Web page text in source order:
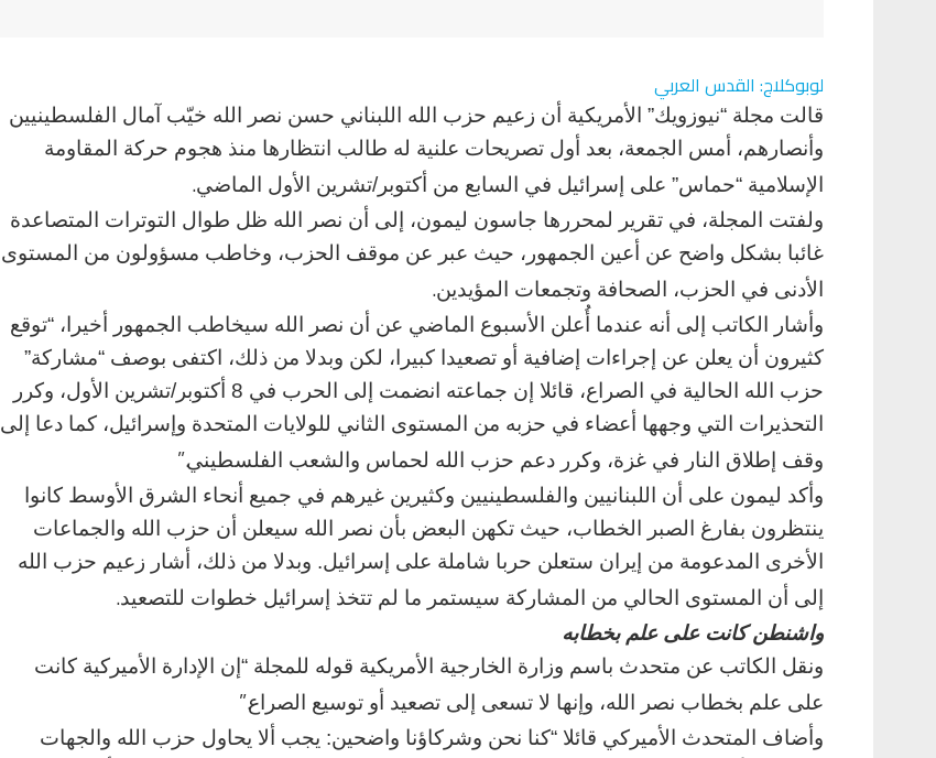
لوبوكلاج: القدس العربي
قالت مجلة “نيوزويك” الأمريكية أن زعيم حزب الله اللبناني حسن نصر الله خيّب آمال الفلسطينيين
وأنصارهم، أمس الجمعة، بعد أول تصريحات علنية له طالب انتظارها منذ هجوم حركة المقاومة
الإسلامية “حماس” على إسرائيل في السابع من أكتوبر/تشرين الأول الماضي.
ولفتت المجلة، في تقرير لمحررها جاسون ليمون، إلى أن نصر الله ظل طوال التوترات المتصاعدة
غائبا بشكل واضح عن أعين الجمهور، حيث عبر عن موقف الحزب، وخاطب مسؤولون من المستوى
الأدنى في الحزب، الصحافة وتجمعات المؤيدين.
وأشار الكاتب إلى أنه عندما أُعلن الأسبوع الماضي عن أن نصر الله سيخاطب الجمهور أخيرا، “توقع
كثيرون أن يعلن عن إجراءات إضافية أو تصعيدا كبيرا، لكن وبدلا من ذلك، اكتفى بوصف “مشاركة”
حزب الله الحالية في الصراع، قائلا إن جماعته انضمت إلى الحرب في 8 أكتوبر/تشرين الأول، وكرر
التحذيرات التي وجهها أعضاء في حزبه من المستوى الثاني للولايات المتحدة وإسرائيل، كما دعا إلى
وقف إطلاق النار في غزة، وكرر دعم حزب الله لحماس والشعب الفلسطيني”.
وأكد ليمون على أن اللبنانيين والفلسطينيين وكثيرين غيرهم في جميع أنحاء الشرق الأوسط كانوا
ينتظرون بفارغ الصبر الخطاب، حيث تكهن البعض بأن نصر الله سيعلن أن حزب الله والجماعات
الأخرى المدعومة من إيران ستعلن حربا شاملة على إسرائيل. وبدلا من ذلك، أشار زعيم حزب الله
إلى أن المستوى الحالي من المشاركة سيستمر ما لم تتخذ إسرائيل خطوات للتصعيد.
واشنطن كانت على علم بخطابه
ونقل الكاتب عن متحدث باسم وزارة الخارجية الأمريكية قوله للمجلة “إن الإدارة الأميركية كانت
على علم بخطاب نصر الله، وإنها لا تسعى إلى تصعيد أو توسيع الصراع”.
وأضاف المتحدث الأميركي قائلا “كنا نحن وشركاؤنا واضحين: يجب ألا يحاول حزب الله والجهات